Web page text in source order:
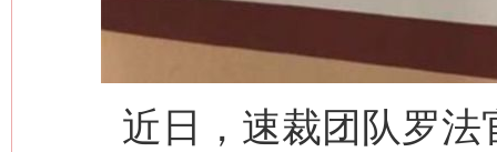
近日，速裁团队罗法